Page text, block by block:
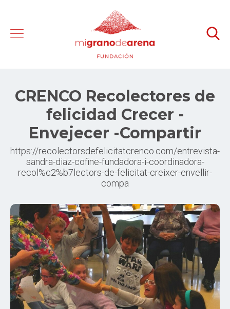
CRENCO Recolectores de
felicidad Crecer -
Envejecer -Compartir
https://recolectorsdefelicitatcrenco.com/entrevista-
sandra-diaz-cofine-fundadora-i-coordinadora-
recol%c2%b7lectors-de-felicitat-creixer-envellir-
compa